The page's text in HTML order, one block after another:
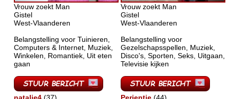
Vrouw zoekt Man
Gistel
West-Vlaanderen
Belangstelling voor Tuinieren,
Computers & Internet, Muziek,
Winkelen, Romantiek, Uit eten
gaan
Vrouw zoekt Man
Gistel
West-Vlaanderen
Belangstelling voor
Gezelschapsspellen, Muziek,
Disco's, Sporten, Seks, Uitgaan,
Televisie kijken